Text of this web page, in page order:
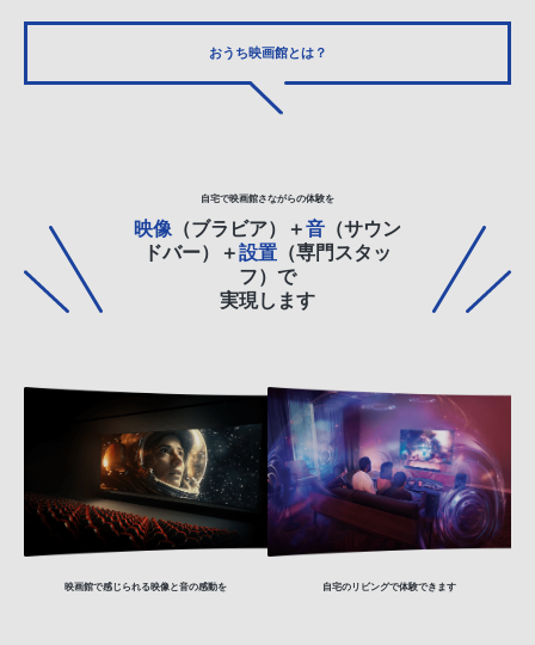
おうち映画館とは？
自宅で映画館さながらの体験を
映像 （ブラビア）＋音 （サウン
ドバー）＋設置 （専門スタッ
フ）で
実現します
映画館で感じられる映像と音の感動を 自宅のリビングで体験できます